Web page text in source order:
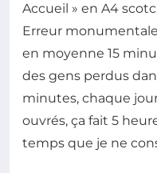
Accueil » en A4
Erreur
en moyenne 15
des gens perdus
minutes, chaque
ouvrés, ça fait 5
temps que je ne